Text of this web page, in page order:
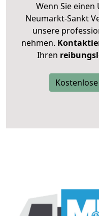
Wenn Sie einen
Neumarkt-Sankt
unsere
nehmen.
Ihren